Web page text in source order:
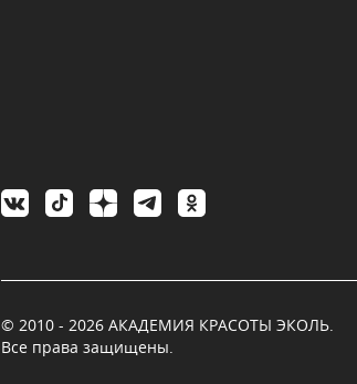
© 2010 - 2026 АКАДЕМИЯ КРАСОТЫ ЭКОЛЬ.
Все права защищены.